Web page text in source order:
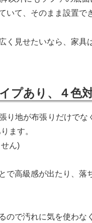
いて、そのまま設置で
く見せたいなら、家具
プあり、４色
り地が布張りだけでな
ます。
ん)
で高級感が出たり、落
ので汚れに気を使わな